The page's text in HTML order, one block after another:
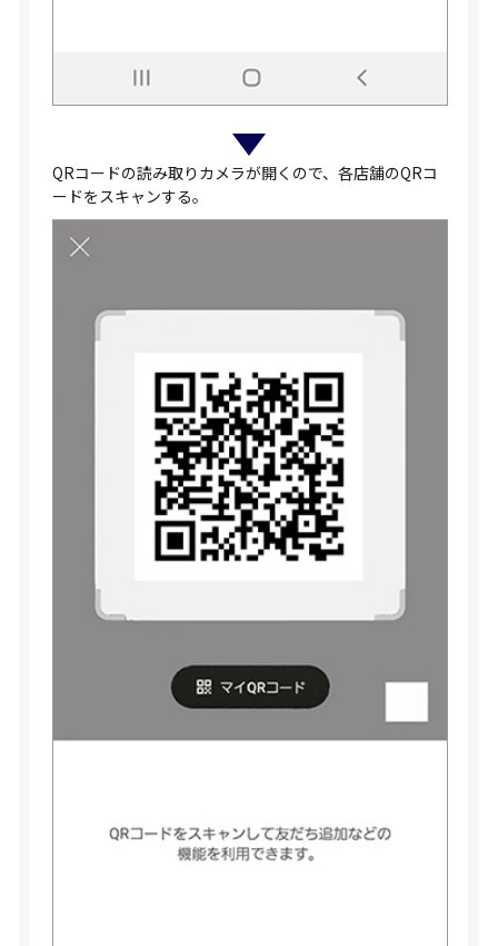
QRコードの読み取りカメラが開くので、各店舗のQRコ
ードをスキャンする。